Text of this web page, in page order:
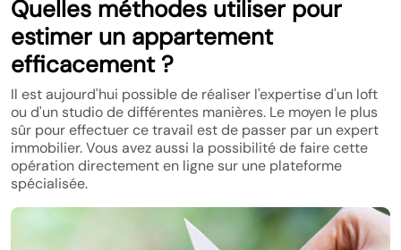
Quelles méthodes utiliser pour
estimer un appartement
efficacement ?
Il est aujourd'hui possible de réaliser l'expertise d'un loft
ou d'un studio de différentes manières. Le moyen le plus
sûr pour effectuer ce travail est de passer par un expert
immobilier. Vous avez aussi la possibilité de faire cette
opération directement en ligne sur une plateforme
spécialisée.